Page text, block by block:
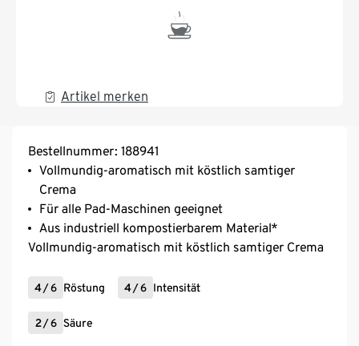
Artikel merken
Bestellnummer: 188941
Vollmundig-aromatisch mit köstlich samtiger
Crema
Für alle Pad-Maschinen geeignet
Aus industriell kompostierbarem Material*
Vollmundig-aromatisch mit köstlich samtiger Crema
4/6 Röstung 4/6 Intensität
2 /6 Säure